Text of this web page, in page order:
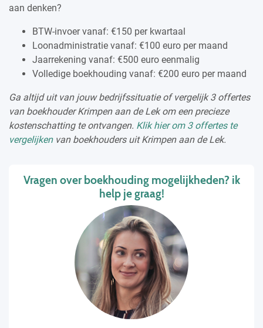
aan denken?
BTW-invoer vanaf: €150 per kwartaal
Loonadministratie vanaf: €100 euro per maand
Jaarrekening vanaf: €500 euro eenmalig
Volledige boekhouding vanaf: €200 euro per maand
Ga altijd uit van jouw bedrijfssituatie of vergelijk 3 offertes
van boekhouder Krimpen aan de Lek om een precieze
kostenschatting te ontvangen. Klik hier om 3 offertes te
vergelijkenvan boekhouders uit Krimpen aan de Lek.
Vragen over boekhouding mogelijkheden? ik
help je graag!